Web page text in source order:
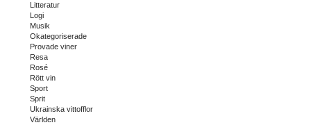
Litteratur
Logi
Musik
Okategoriserade
Provade viner
Resa
Rosé
Rött vin
Sport
Sprit
Ukrainska vittofflor
Världen